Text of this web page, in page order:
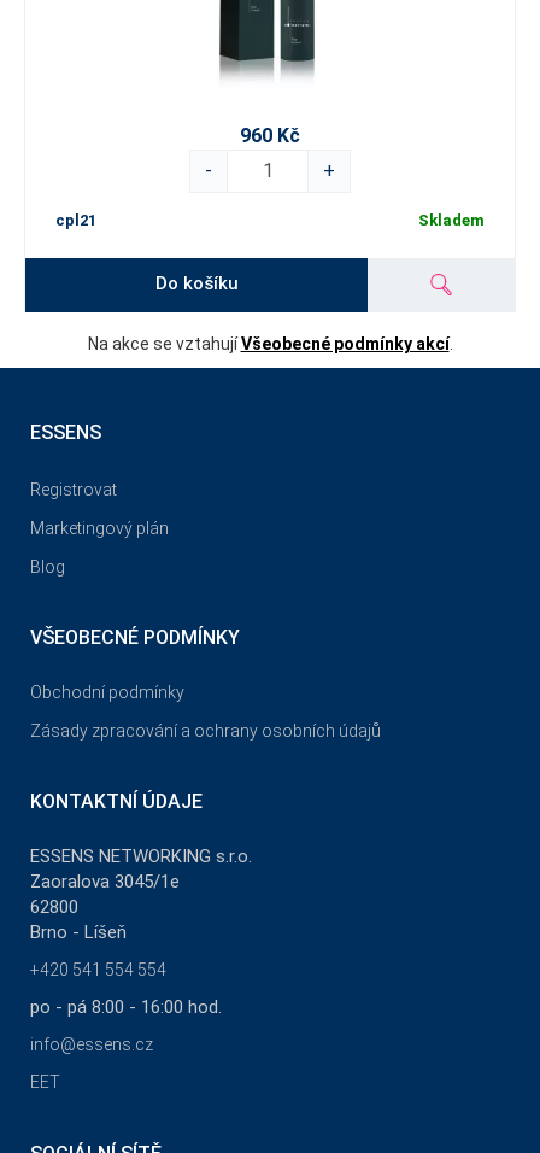
960 Kč
-
+
cpl21 Skladem
Do košíku
Na akce se vztahujíVšeobecné podmínky akcí.
ESSENS
Registrovat
Marketingový plán
Blog
VŠEOBECNÉ PODMÍNKY
Obchodní podmínky
Zásady zpracování a ochrany osobních údajů
KONTAKTNÍ ÚDAJE
ESSENS NETWORKING s.r.o.
Zaoralova 3045/1e
62800
Brno - Líšeň
+420 541 554 554
po - pá 8:00 - 16:00 hod.
info@essens.cz
EET